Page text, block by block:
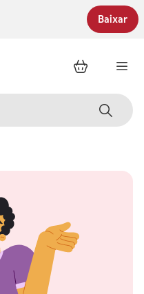
Baixar